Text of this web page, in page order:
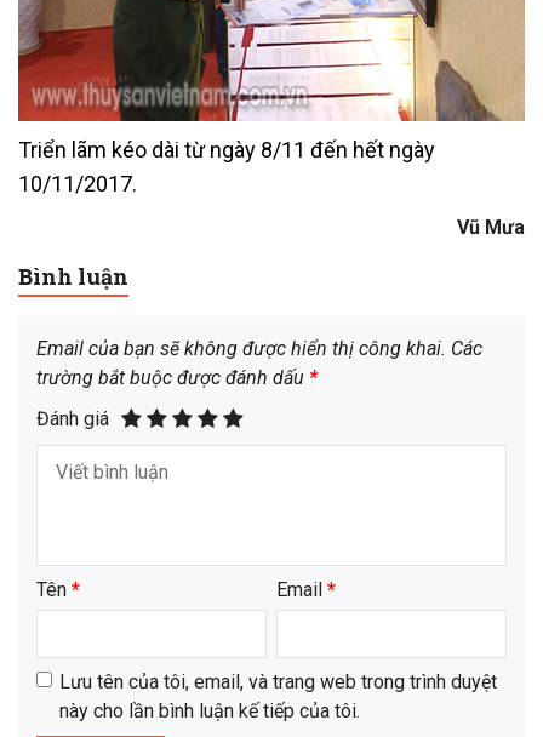
Triển lãm kéo dài từ ngày 8/11 đến hết ngày
10/11/2017.
Vũ Mưa
Bình luận
Email của bạn sẽ không được hiển thị công khai. Các
trường bắt buộc được đánh dấu *
Đánh giá
Tên * Email *
Lưu tên của tôi, email, và trang web trong trình duyệt
này cho lần bình luận kế tiếp của tôi.